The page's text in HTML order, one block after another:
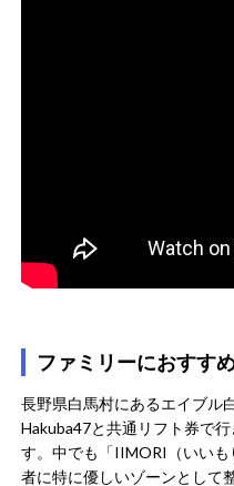
ファミリーにおすす
長野県白馬村にあるエイブル
Hakuba47と共通リフト券で
す。中でも「IIMORI（いい
者に特に優しいゾーンとして